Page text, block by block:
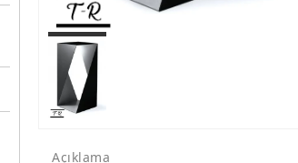
Açıklama